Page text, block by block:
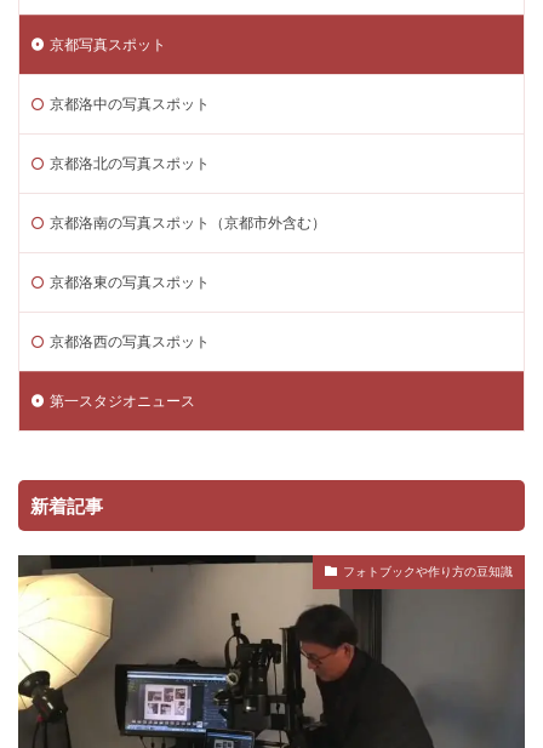
京都写真スポット
京都洛中の写真スポット
京都洛北の写真スポット
京都洛南の写真スポット（京都市外含む）
京都洛東の写真スポット
京都洛西の写真スポット
第一スタジオニュース
新着記事
フォトブックや作り方の豆知識